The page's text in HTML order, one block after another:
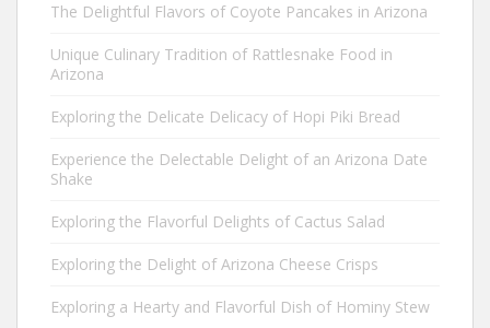
The Delightful Flavors of Coyote Pancakes in Arizona
Unique Culinary Tradition of Rattlesnake Food in
Arizona
Exploring the Delicate Delicacy of Hopi Piki Bread
Experience the Delectable Delight of an Arizona Date
Shake
Exploring the Flavorful Delights of Cactus Salad
Exploring the Delight of Arizona Cheese Crisps
Exploring a Hearty and Flavorful Dish of Hominy Stew